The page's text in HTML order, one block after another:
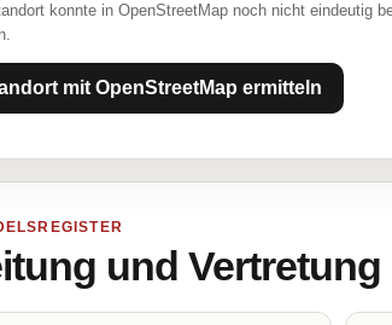
konnte in OpenStreetMap noch nicht eindeutig
mit OpenStreetMap ermitteln
und Vertretung